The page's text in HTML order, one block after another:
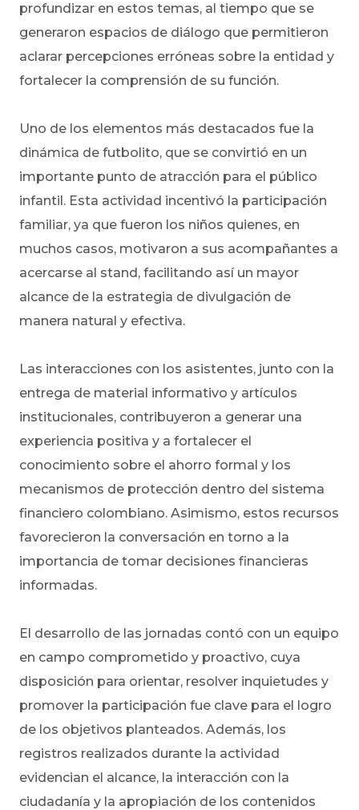
profundizar en estos temas, al tiempo que se
generaron espacios de diálogo que permitieron
aclarar percepciones erróneas sobre la entidad y
fortalecer la comprensión de su función.
Uno de los elementos más destacados fue la
dinámica de futbolito, que se convirtió en un
importante punto de atracción para el público
infantil. Esta actividad incentivó la participación
familiar, ya que fueron los niños quienes, en
muchos casos, motivaron a sus acompañantes a
acercarse al stand, facilitando así un mayor
alcance de la estrategia de divulgación de
manera natural y efectiva.
Las interacciones con los asistentes, junto con la
entrega de material informativo y artículos
institucionales, contribuyeron a generar una
experiencia positiva y a fortalecer el
conocimiento sobre el ahorro formal y los
mecanismos de protección dentro del sistema
financiero colombiano. Asimismo, estos recursos
favorecieron la conversación en torno a la
importancia de tomar decisiones financieras
informadas.
El desarrollo de las jornadas contó con un equipo
en campo comprometido y proactivo, cuya
disposición para orientar, resolver inquietudes y
promover la participación fue clave para el logro
de los objetivos planteados. Además, los
registros realizados durante la actividad
evidencian el alcance, la interacción con la
ciudadanía y la apropiación de los contenidos